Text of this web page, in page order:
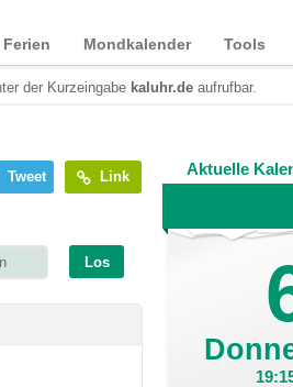
Ferien Mondkalender Tools
der Kurzeingabe kaluhr.de aufrufbar.
Tweet Link
Los
Aktuelle